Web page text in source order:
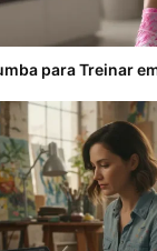
para Treinar